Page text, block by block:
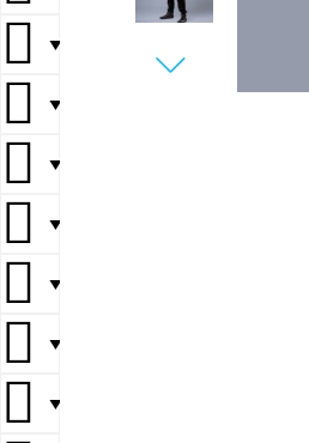
▼
▼
▼
▼
▼
▼
▼